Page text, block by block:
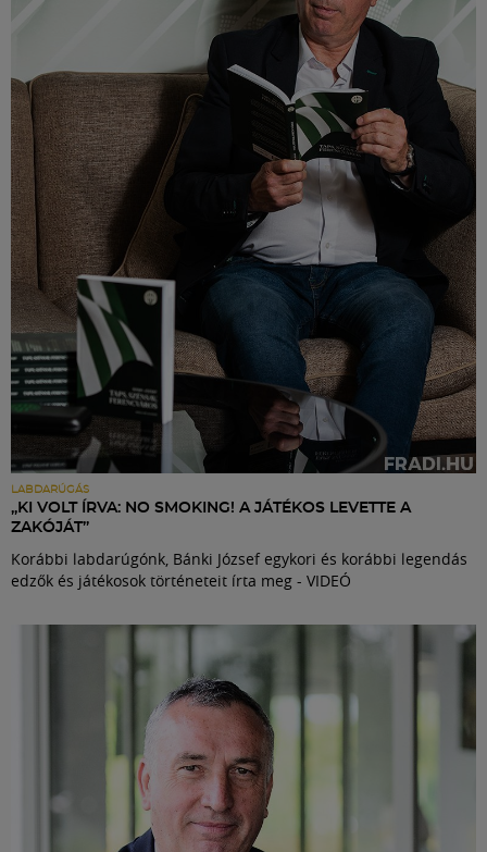
LABDARÚGÁS
„KI VOLT ÍRVA: NO SMOKING! A JÁTÉKOS LEVETTE A
ZAKÓJÁT”
Korábbi labdarúgónk, Bánki József egykori és korábbi legendás
edzők és játékosok történeteit írta meg - VIDEÓ